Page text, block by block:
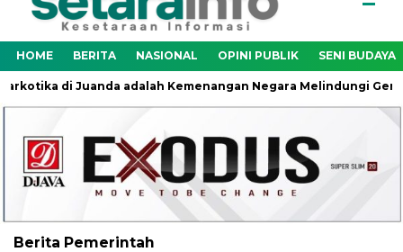
HOME BERITA NASIONAL OPINI PUBLIK SENI BUDAYA
di Juanda adalah Kemenangan Negara Melindungi
Berita Pemerintah